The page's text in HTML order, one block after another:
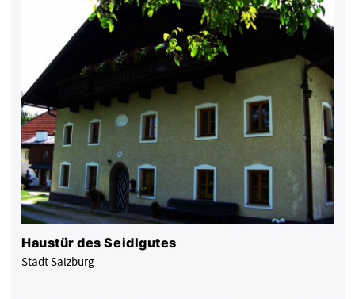
Haustür des Seidlgutes
Stadt Salzburg